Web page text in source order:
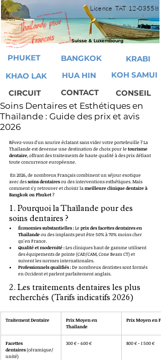
Licence TAT 12-03558
PHUKET BANGKOK
KRABI
KHAO LAK
HUA HIN
KOH SAMUI
CONTACT
CONSEIL
CIRCUIT
Suisse & Luxembourg
Soins Dentaires et Esthétiques en
Thaïlande : Guide des prix et avis
2026
Rêvez-vous d'un sourire éclatant sans vider votre portefeuille ? La
Thaïlande est devenue une destination de choix pour le tourisme
dentaire, offrant des traitements de haute qualité à des prix défiant
toute concurrence européenne.
En 2026, de nombreux Français combinent un séjour exotique
avec des soins dentaires ou des interventions esthétiques. Mais
comment s'y retrouver et choisir la meilleure clinique dentaire à
Bangkok ou Phuket ?
1. Pourquoi la Thaïlande pour des
soins dentaires ?
Économies substantielles : Le prix des facettes dentaires en
Thaïlande ou des implants peut être 50% à 70% moins cher
qu'en France.
Qualité et modernité : Les cliniques haut de gamme utilisent
des équipements de pointe (CAD/CAM, Cone Beam CT) et
suivent les normes internationales.
Professionnels qualifiés : De nombreux dentistes sont formés
en Occident et parlent parfaitement anglais.
2. Les traitements dentaires les plus
recherchés (Tarifs indicatifs 2026)
Traitement Dentaire
Prix Moyen en
Thaïlande
Prix Moyen en
Facettes
dentaires (céramique/
unité)
300 € - 600 € 800 € - 1 500 €